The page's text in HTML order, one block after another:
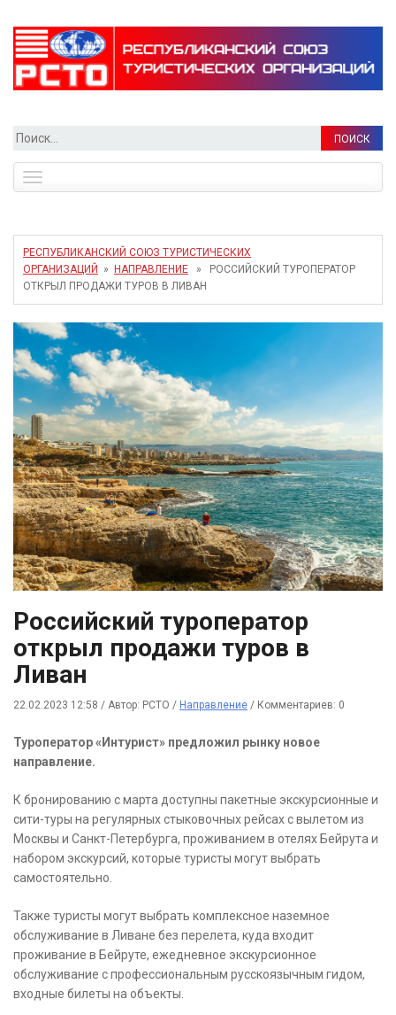
Найти:
navigation
РЕСПУБЛИКАНСКИЙ СОЮЗ ТУРИСТИЧЕСКИХ
ОРГАНИЗАЦИЙ
» НАПРАВЛЕНИЕ » РОССИЙСКИЙ ТУРОПЕРАТОР
ОТКРЫЛ ПРОДАЖИ ТУРОВ В ЛИВАН
Российский туроператор
открыл продажи туров в
Ливан
22.02.2023 12:58 / Автор: РСТО / Направление / Комментариев: 0
Туроператор «Интурист» предложил рынку новое
направление.
К бронированию с марта доступны пакетные экскурсионные и
сити-туры на регулярных стыковочных рейсах с вылетом из
Москвы и Санкт-Петербурга, проживанием в отелях Бейрута и
набором экскурсий, которые туристы могут выбрать
самостоятельно.
Также туристы могут выбрать комплексное наземное
обслуживание в Ливане без перелета, куда входит
проживание в Бейруте, ежедневное экскурсионное
обслуживание с профессиональным русскоязычным гидом,
входные билеты на объекты.